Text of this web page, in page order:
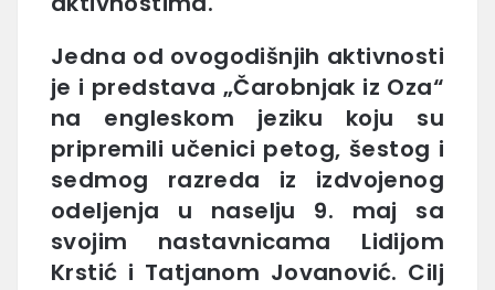
Jedna od ovogodišnjih aktivnosti
je i predstava „Čarobnjak iz Oza“
na engleskom jeziku koju su
pripremili učenici petog, šestog i
sedmog razreda iz izdvojenog
odeljenja u naselju 9. maj sa
svojim nastavnicama Lidijom
Krstić i Tatjanom Jovanović. Cilj